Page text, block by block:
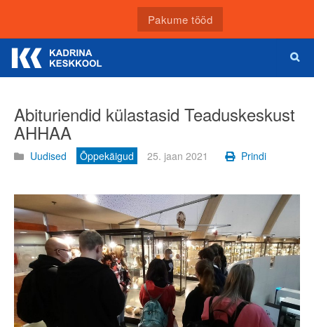
Abituriendid külastasid Teaduskeskust
AHHAA
Uudised Õppekäigud 25. jaan 2021 Prindi
Pakume tööd